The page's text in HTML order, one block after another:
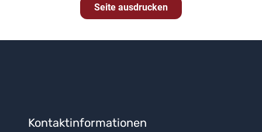
Seite ausdrucken
Kontaktinformationen